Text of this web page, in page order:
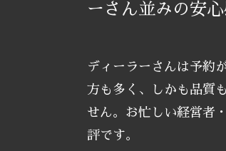
ーさん並みの安
ディーラーさんは予約
方も多く、しかも品質
せん。お忙しい経営者
評です。